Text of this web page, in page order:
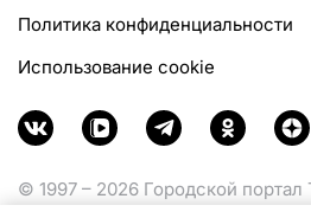
Политика конфиденциальности
Использование cookie
© 1997 – 2026 Городской портал